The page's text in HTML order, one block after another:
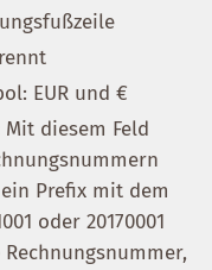
EUR und €
diesem Feld
Prefix mit dem
oder 20170001